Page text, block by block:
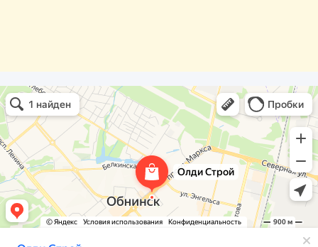
Олди Строй
Фасады и фасадные системы в Обнинске
Оргстекло, поликарбонат в Обнинске